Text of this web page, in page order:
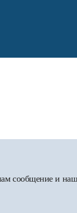
сообщение и